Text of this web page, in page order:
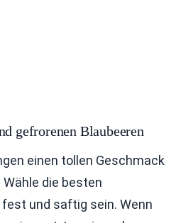
gefrorenen Blaubeeren
einen tollen Geschmack
Wähle die besten
und saftig sein. Wenn